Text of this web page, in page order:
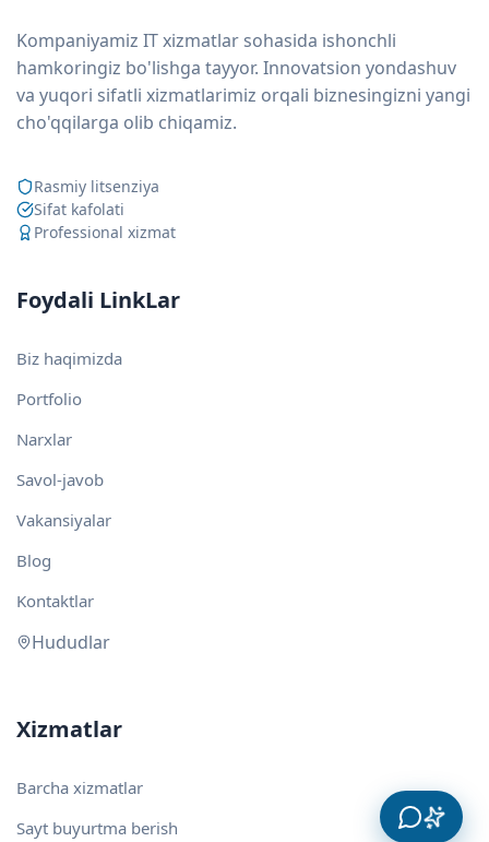
Kompaniyamiz IT xizmatlar sohasida ishonchli
hamkoringiz bo'lishga tayyor. Innovatsion yondashuv
va yuqori sifatli xizmatlarimiz orqali biznesingizni yangi
cho'qqilarga olib chiqamiz.
Rasmiy litsenziya
Sifat kafolati
Professional xizmat
Foydali LinkLar
Biz haqimizda
Portfolio
Narxlar
Savol-javob
Vakansiyalar
Blog
Kontaktlar
Hududlar
Xizmatlar
Barcha xizmatlar
Sayt buyurtma berish